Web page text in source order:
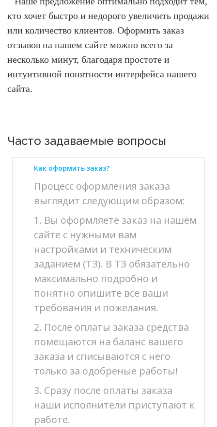
кто хочет быстро и недорого увеличить продажи
или количество клиентов. Оформить заказ
отзывов на нашем сайте можно всего за
несколько минут, благодаря простоте и
интуитивной понятности интерфейса нашего
сайта.
Часто задаваемые вопросы
Как оформить заказ?
Процесс оформления заказа
выглядит следующим образом:
1. Вы оформляете заказ на нашем
сайте с нужными вам
настройками и техническим
заданием (ТЗ). В ТЗ обязательно
максимально подробно и
понятно опишите все ваши
требования и пожелания.
2. После оплаты заказа средства
помещаются на баланс вашего
заказа и списываются с него
только за одобреные работы!
3. Сразу после оплаты заказа
наши исполнители приступают к
работе.